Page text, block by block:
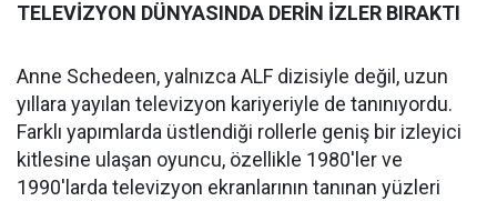
TELEVİZYON DÜNYASINDA DERİN İZLER BIRAKTI
Anne Schedeen, yalnızca ALF dizisiyle değil, uzun
yıllara yayılan televizyon kariyeriyle de tanınıyordu.
Farklı yapımlarda üstlendiği rollerle geniş bir izleyici
kitlesine ulaşan oyuncu, özellikle 1980'ler ve
1990'larda televizyon ekranlarının tanınan yüzleri